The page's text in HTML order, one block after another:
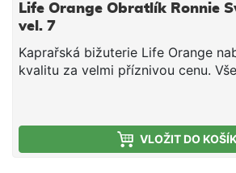
Life Orange Obratlík Ronnie
vel. 7
Kaprařská bižuterie Life Orange
kvalitu za velmi příznivou cenu.
VLOŽIT DO